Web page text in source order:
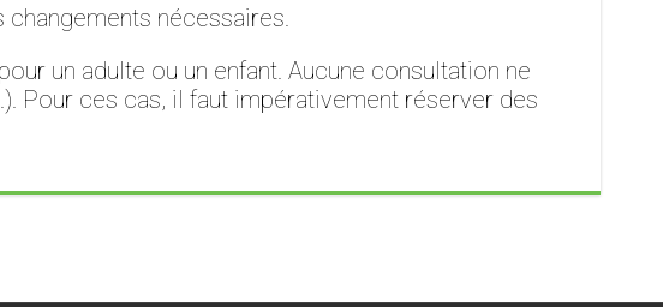
nécessaires.
un adulte ou un enfant. Aucune consultation ne
Pour ces cas, il faut impérativement réserver des